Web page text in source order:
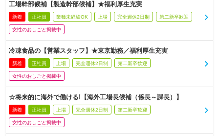
工場幹部候補【製造幹部候補】★福利厚生充実
新着 正社員 業種未経験OK 上場 完全週休2日制 第二新卒歓迎
女性のおしごと掲載中
冷凍食品の【営業スタッフ】★東京勤務／福利厚生充実
新着 正社員 上場 完全週休2日制 第二新卒歓迎
女性のおしごと掲載中
☆将来的に海外で働ける!【海外工場長候補（係長～課長）】
新着 正社員 上場 完全週休2日制 第二新卒歓迎
女性のおしごと掲載中